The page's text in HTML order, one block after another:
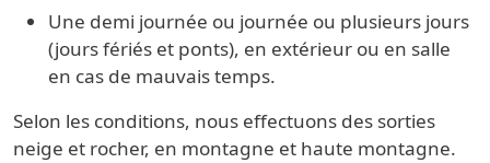
Une demi journée ou journée ou plusieurs jours
(jours fériés et ponts), en extérieur ou en salle
en cas de mauvais temps.
Selon les conditions, nous effectuons des sorties
neige et rocher, en montagne et haute montagne.